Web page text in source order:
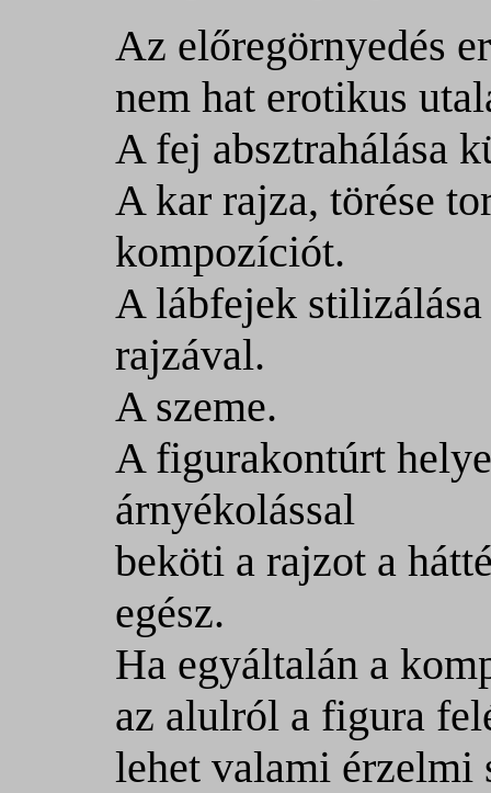
Az előregörnyedés
nem hat erotikus
A fej absztrahálása
A kar rajza, törése
kompozíciót.
A lábfejek
rajzával.
A szeme.
A figurakontúrt
árnyékolással
beköti a rajzot a
egész.
Ha egyáltalán a
az alulról a figura
lehet valami érzelmi